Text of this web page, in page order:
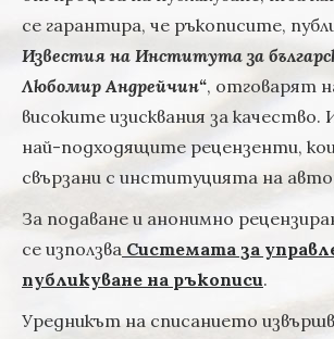
се гарантира, че ръкописите,
Известия на Института за
Любомир Андрейчин“, отговарят
високите изисквания за качество.
най-подходящите рецензенти,
свързани с институцията на
За подаване и анонимно
се използва Системата за
публикуване на ръкописи.
Уредникът на списанието